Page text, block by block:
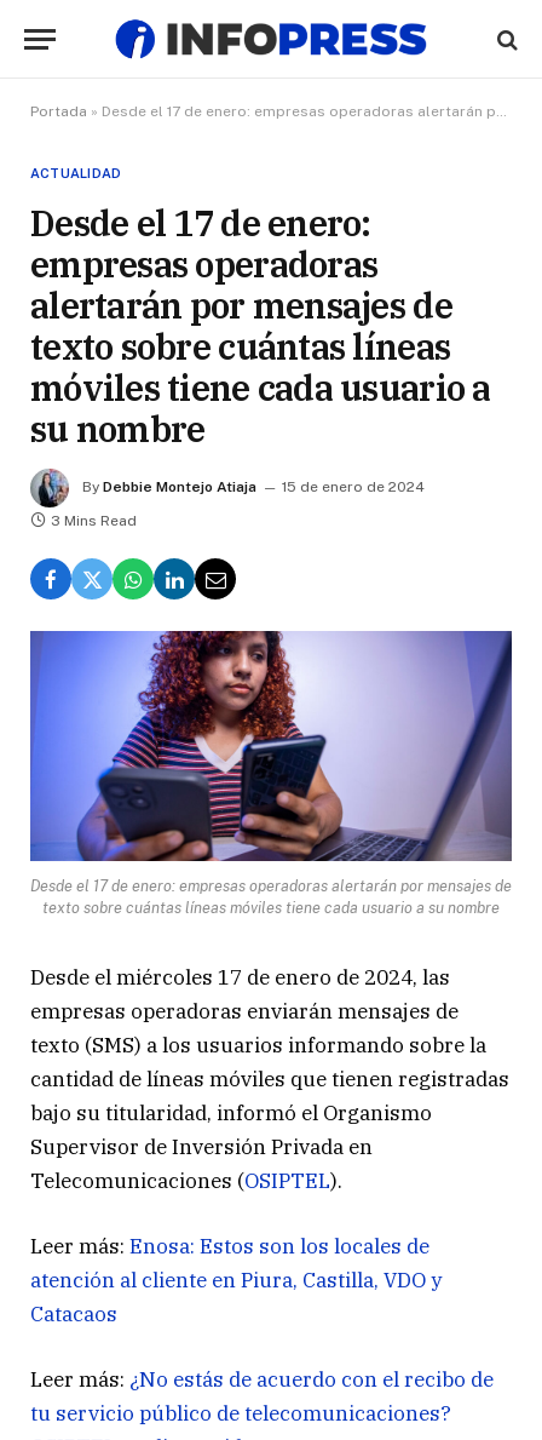
Portada » Desde el 17 de enero: empresas operadoras alertarán por mensajes de texto sobre cuántas líneas móviles tiene cada usuario a su nombre
ACTUALIDAD
Desde el 17 de enero:
empresas operadoras
alertarán por mensajes de
texto sobre cuántas líneas
móviles tiene cada usuario a
su nombre
By Debbie Montejo Atiaja
15 de enero de 2024
3 Mins Read
Desde el 17 de enero: empresas operadoras alertarán por mensajes de
texto sobre cuántas líneas móviles tiene cada usuario a su nombre
Desde el miércoles 17 de enero de 2024, las
empresas operadoras enviarán mensajes de
texto (SMS) a los usuarios informando sobre la
cantidad de líneas móviles que tienen registradas
bajo su titularidad, informó el Organismo
Supervisor de Inversión Privada en
Telecomunicaciones (OSIPTEL).
Leer más: Enosa: Estos son los locales de
atención al cliente en Piura, Castilla, VDO y
Catacaos
Leer más: ¿No estás de acuerdo con el recibo de
tu servicio público de telecomunicaciones?